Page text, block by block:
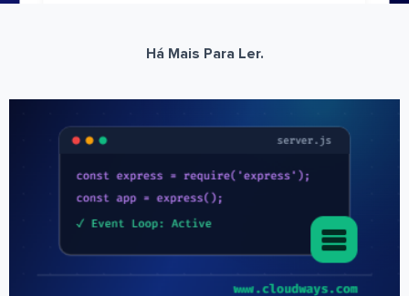
Há Mais Para Ler.